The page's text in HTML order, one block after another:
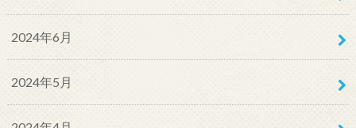
2024年6月
2024年5月